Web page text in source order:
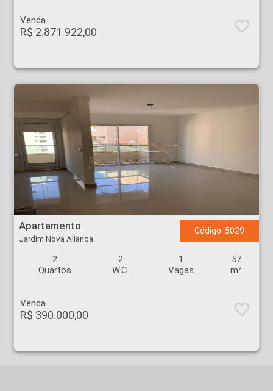
Venda
R$ 2.871.922,00
Apartamento - Jardim Nova Aliança - Ribeirão Preto
Apartamento
Jardim Nova Aliança
Código: 5029
2
Quartos
2
W.C.
1
Vagas
57
m²
Venda
R$ 390.000,00